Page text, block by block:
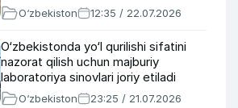
O‘zbekiston 12:35 / 22.07.2026
O‘zbekistonda yo‘l qurilishi sifatini
nazorat qilish uchun majburiy
laboratoriya sinovlari joriy etiladi
O‘zbekiston 23:25 / 21.07.2026